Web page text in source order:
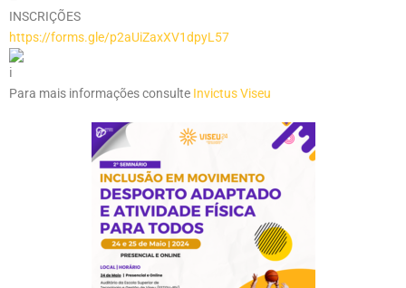
INSCRIÇÕES
https://forms.gle/p2aUiZaxXV1dpyL57
Para mais informações consulte Invictus Viseu